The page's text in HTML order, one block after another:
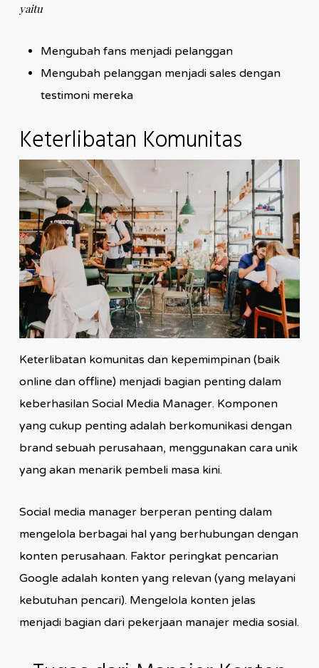
yaitu
Mengubah fans menjadi pelanggan
Mengubah pelanggan menjadi sales dengan
testimoni mereka
Keterlibatan Komunitas
Keterlibatan komunitas dan kepemimpinan (baik
online dan offline) menjadi bagian penting dalam
keberhasilan Social Media Manager. Komponen
yang cukup penting adalah berkomunikasi dengan
brand sebuah perusahaan, menggunakan cara unik
yang akan menarik pembeli masa kini.
Social media manager berperan penting dalam
mengelola berbagai hal yang berhubungan dengan
konten perusahaan. Faktor peringkat pencarian
Google adalah konten yang relevan (yang melayani
kebutuhan pencari). Mengelola konten jelas
menjadi bagian dari pekerjaan manajer media sosial.